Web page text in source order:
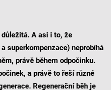
A asi i to, že
superkompenzace) neprobíhá
právě během odpočinku.
a právě to řeší různé
Regenerační běh je